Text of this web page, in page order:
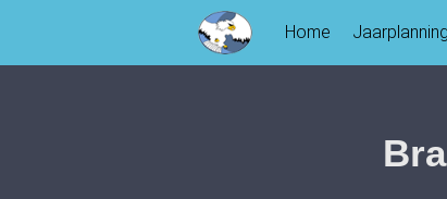
Home Jaarplanning